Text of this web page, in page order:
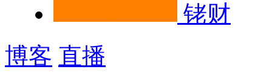
铑财
博客 直播